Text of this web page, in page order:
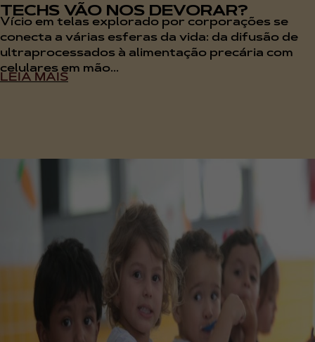
TECHS VÃO NOS DEVORAR?
Vício em telas explorado por corporações se
conecta a várias esferas da vida: da difusão de
ultraprocessados à alimentação precária com
celulares em mão...
LEIA MAIS